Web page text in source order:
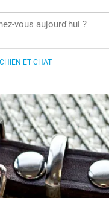
ET CHAT